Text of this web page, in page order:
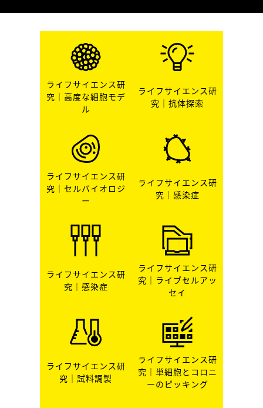
ライフサイエンス研
究｜高度な細胞モデ
ル
ライフサイエンス研
究｜抗体探索
ライフサイエンス研
究｜セルバイオロジ
ー
ライフサイエンス研
究｜感染症
ライフサイエンス研
究｜感染症
ライフサイエンス研
究｜ライブセルアッ
セイ
ライフサイエンス研
究｜試料調製
ライフサイエンス研
究｜単細胞とコロニ
ーのピッキング